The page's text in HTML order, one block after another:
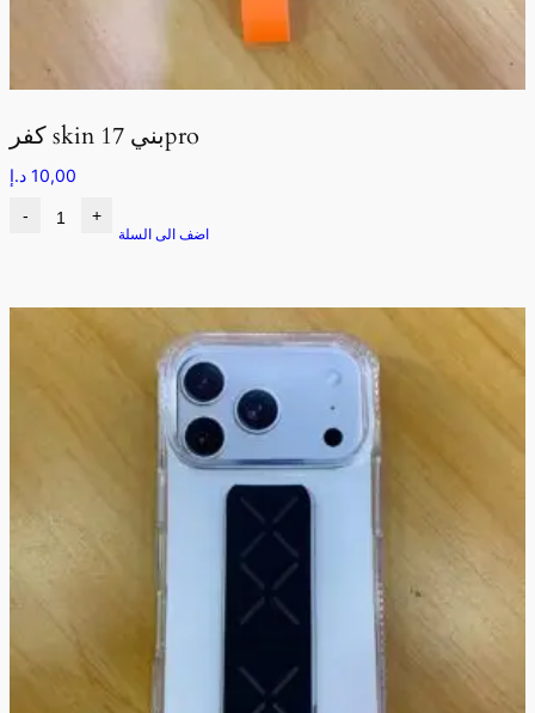
كفر skin بني 17pro
10,00 د.إ
- +
اضف الى السلة